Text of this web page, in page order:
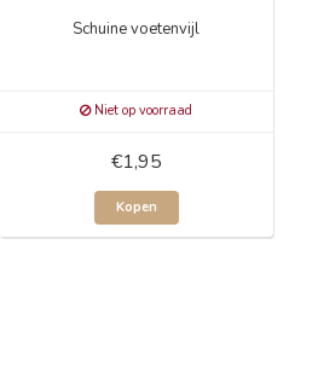
Schuine voetenvijl
Niet op voorraad
€1,95
Kopen